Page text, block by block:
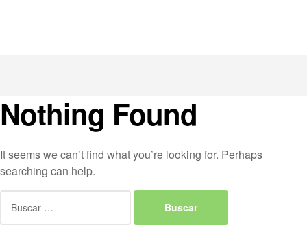
Nothing Found
It seems we can’t find what you’re looking for. Perhaps
searching can help.